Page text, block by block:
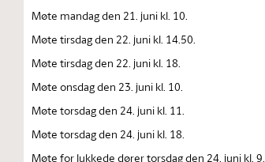
Møte mandag den 21. juni kl. 10.
Møte tirsdag den 22. juni kl. 14.50.
Møte tirsdag den 22. juni kl. 18.
Møte onsdag den 23. juni kl. 10.
Møte torsdag den 24. juni kl. 11.
Møte torsdag den 24. juni kl. 18.
Møte for lukkede dører torsdag den 24. juni kl. 9.